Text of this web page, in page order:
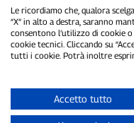
Le ricordiamo che, qualora
“X” in alto a destra, saranno
consentono l’utilizzo di cookie
cookie tecnici. Cliccando su
tutti i cookie. Potrà inoltre
Accetto tutto